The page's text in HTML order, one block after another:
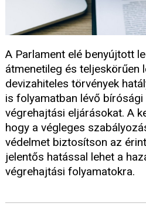
A Parlament elé benyújtott
átmenetileg és teljeskörűen
devizahiteles törvények
is folyamatban lévő bírósági
végrehajtási eljárásokat. A
hogy a végleges
védelmet biztosítson az
jelentős hatással lehet a
végrehajtási folyamatokra.